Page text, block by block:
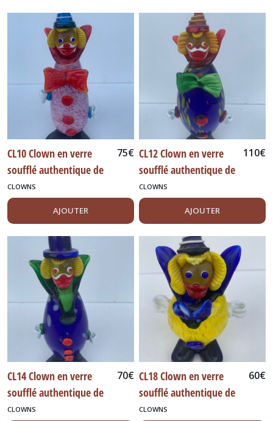
CL10 Clown en verre
soufflé authentique de
Murano Italie
75€
CLOWNS
AJOUTER
CL12 Clown en verre
soufflé authentique de
Murano Italie 35 cm
110€
CLOWNS
AJOUTER
CL14 Clown en verre
soufflé authentique de
Murano Italie 27 cm
70€
CLOWNS
CL18 Clown en verre
soufflé authentique de
Murano Italie 18 cm
60€
CLOWNS